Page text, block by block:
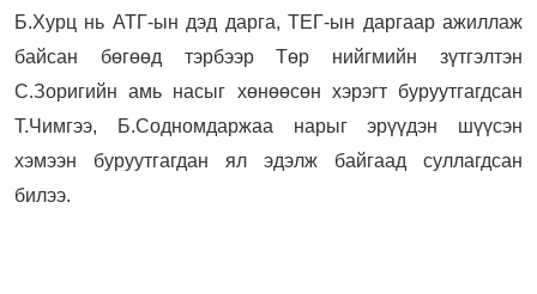
Б.Хурц нь АТГ-ын дэд дарга, ТЕГ-ын даргаар ажиллаж
байсан бөгөөд тэрбээр Төр нийгмийн зүтгэлтэн
С.Зоригийн амь насыг хөнөөсөн хэрэгт буруутгагдсан
Т.Чимгээ, Б.Содномдаржаа нарыг эрүүдэн шүүсэн
хэмээн буруутгагдан ял эдэлж байгаад суллагдсан
билээ.